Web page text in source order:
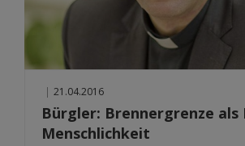
| 21.04.2016
Bürgler: Brennergrenze als
Menschlichkeit